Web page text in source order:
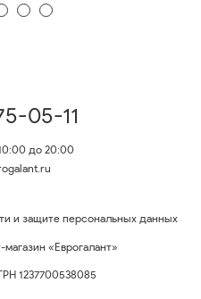
05-11
до 20:00
и защите персональных данных
«Еврогалант»
1237700538085